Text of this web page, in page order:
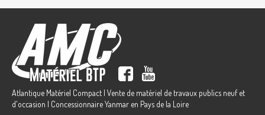
Atlantique Matériel Compact | Vente de matériel de travaux publics neuf et
d'occasion | Concessionnaire Yanmar en Pays de la Loire